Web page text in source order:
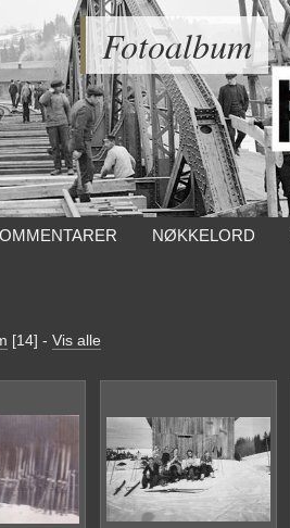
Fotoalbum
NØKKELORD
[14] - Vis alle